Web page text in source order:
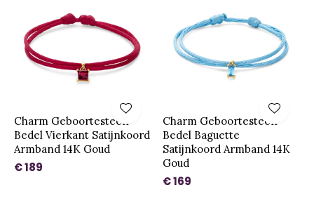
Charm Geboortesteen
Bedel Vierkant Satijnkoord
Armband 14K Goud
€ 189
Charm Geboortesteen
Bedel Baguette
Satijnkoord Armband 14K
Goud
€ 169